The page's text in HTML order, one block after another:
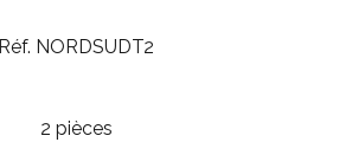
Réf. NORDSUDT2
2 pièces